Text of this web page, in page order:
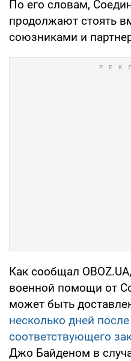
По его словам,
продолжают стоять
союзниками и
Как сообщал
военной помощи от
может быть
несколько дней
соответствующего
Джо Байденом в